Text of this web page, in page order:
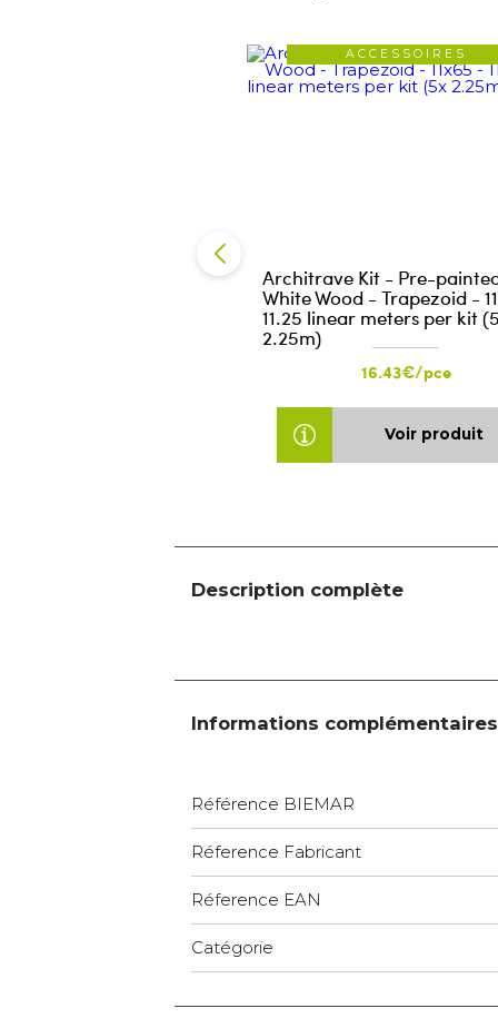
ACCESSOIRES
Architrave Kit - Pre-
White Wood - Trapezoid -
11.25 linear meters per kit
2.25m)
16.43€/pce
Voir produit
Description complète
Informations complémentaires
Référence BIEMAR
Réference Fabricant
Réference EAN
Catégorie